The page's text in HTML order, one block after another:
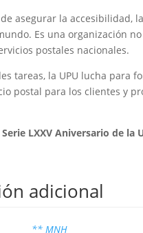
asegurar la accesibilidad,
Es una organización
postales nacionales.
tareas, la UPU lucha para
postal para los clientes y
Serie LXXV Aniversario de
adicional
** MNH